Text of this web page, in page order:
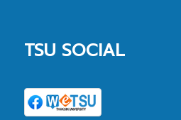
TSU SOCIAL